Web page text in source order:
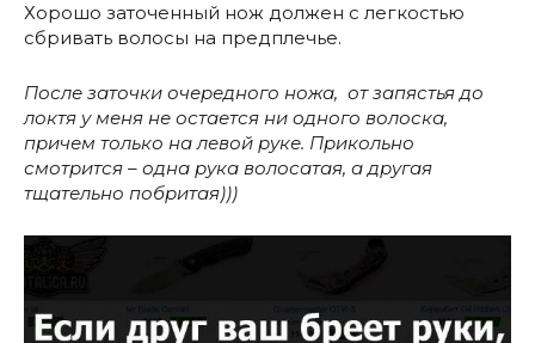
Хорошо заточенный нож должен с легкостью
сбривать волосы на предплечье.
После заточки очередного ножа, от запястья до
локтя у меня не остается ни одного волоска,
причем только на левой руке. Прикольно
смотрится – одна рука волосатая, а другая
тщательно побритая)))